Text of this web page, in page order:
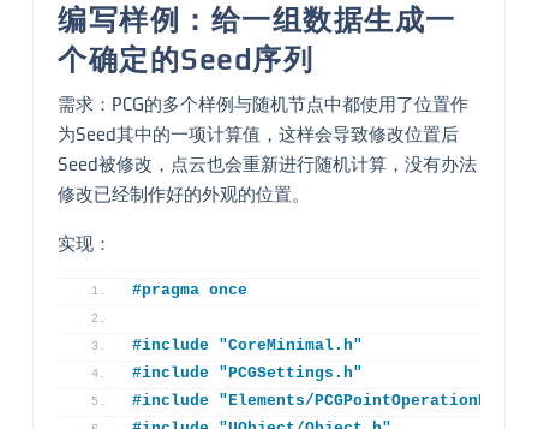
编写样例：给一组数据生成一
个确定的Seed序列
需求：PCG的多个样例与随机节点中都使用了位置作
为Seed其中的一项计算值，这样会导致修改位置后
Seed被修改，点云也会重新进行随机计算，没有办法
修改已经制作好的外观的位置。
实现：
#pragma once
#include "CoreMinimal.h"
#include "PCGSettings.h"
#include "Elements/